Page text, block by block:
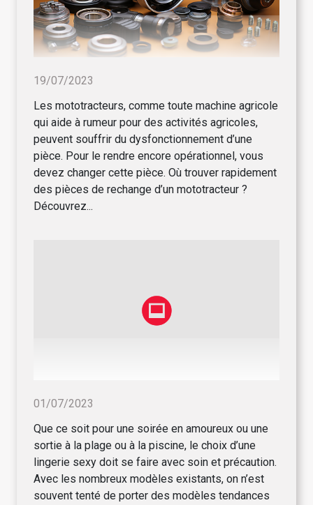
19/07/2023
Les mototracteurs, comme toute machine agricole
qui aide à rumeur pour des activités agricoles,
peuvent souffrir du dysfonctionnement d’une
pièce. Pour le rendre encore opérationnel, vous
devez changer cette pièce. Où trouver rapidement
des pièces de rechange d’un mototracteur ?
Découvrez...
01/07/2023
Que ce soit pour une soirée en amoureux ou une
sortie à la plage ou à la piscine, le choix d’une
lingerie sexy doit se faire avec soin et précaution.
Avec les nombreux modèles existants, on n’est
souvent tenté de porter des modèles tendances